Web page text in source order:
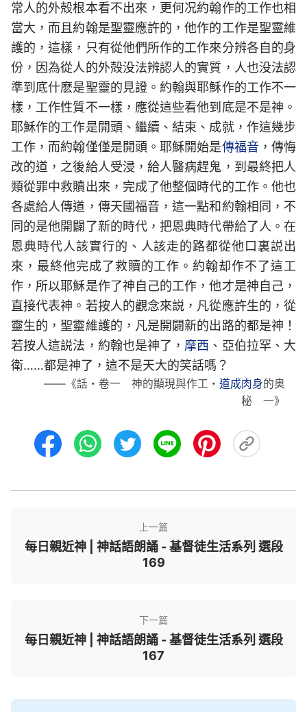
常人的外殻根本看不出來，更何况約翰作的工作也相
當大，而且約翰是聖靈應許的，他作的工作是聖靈維
護的，這樣，只有從他們所作的工作來分辨各自的身
份，因為從人的外殻没法辨認人的實質，人也没法認
準到底什麽是聖靈的見證。約翰與耶穌作的工作不一
樣，工作性質不一樣，應從這些看他到底是不是神。
耶穌作的工作是開頭、繼續、結束、成就，作這幾步
工作，而約翰僅僅是開頭。耶穌開始是傳福音 ，傳悔
改的道，之後給人受浸，給人醫病趕鬼，到最終把人
類從罪中救贖出來，完成了他整個時代的工作。他也
各處給人傳道，傳天國福音，這一點和約翰相同，不
同的是他開闢了新的時代，把恩典時代帶給了人。在
恩典時代人該實行的、人該走的路都從他口裏説出
來，最終他完成了救贖的工作。約翰却作不了這工
作，所以耶穌是作了神自己的工作，他才是神自己，
直接代表神。若按人的觀念來説，凡從應許生的，從
靈生的，聖靈維護的，凡是開闢新的出路的都是神！
若按人這説法，約翰也是神了， 摩西 、亞伯拉罕、大
衛……都是神了，這不是天大的笑話嗎？
——《話・卷一 神的顯現與作工・ 道成肉身的奥
秘 一》
上一篇
每日親近神 | 神話語朗誦 - 基督徒生活系列 選段
169
下一篇
每日親近神 | 神話語朗誦 - 基督徒生活系列 選段
167